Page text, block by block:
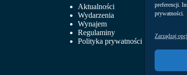
preferencji.
prywatności.
Zarządzaj
Aktualności
Wydarzenia
Wynajem
Regulaminy
Polityka prywatności